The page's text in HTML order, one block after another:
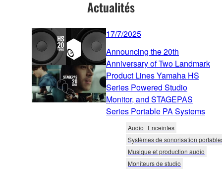
Actualités
17/7/2025
Announcing the 20th
Anniversary of Two Landmark
Product Lines Yamaha HS
Series Powered Studio
Monitor, and STAGEPAS
Series Portable PA Systems
Audio Enceintes
Systèmes de sonorisation
Musique et production audio
Moniteurs de studio